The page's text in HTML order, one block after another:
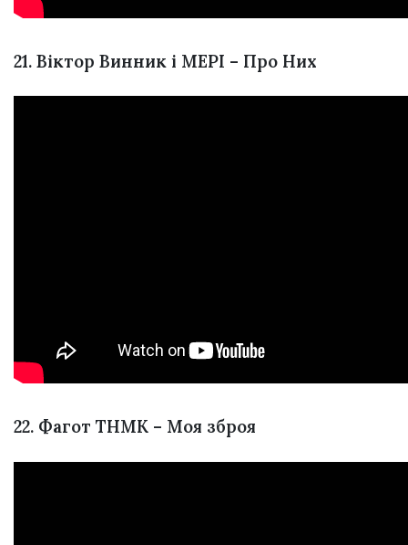
21. Віктор Винник і МЕРІ – Про Них
22. Фагот ТНМК – Моя зброя